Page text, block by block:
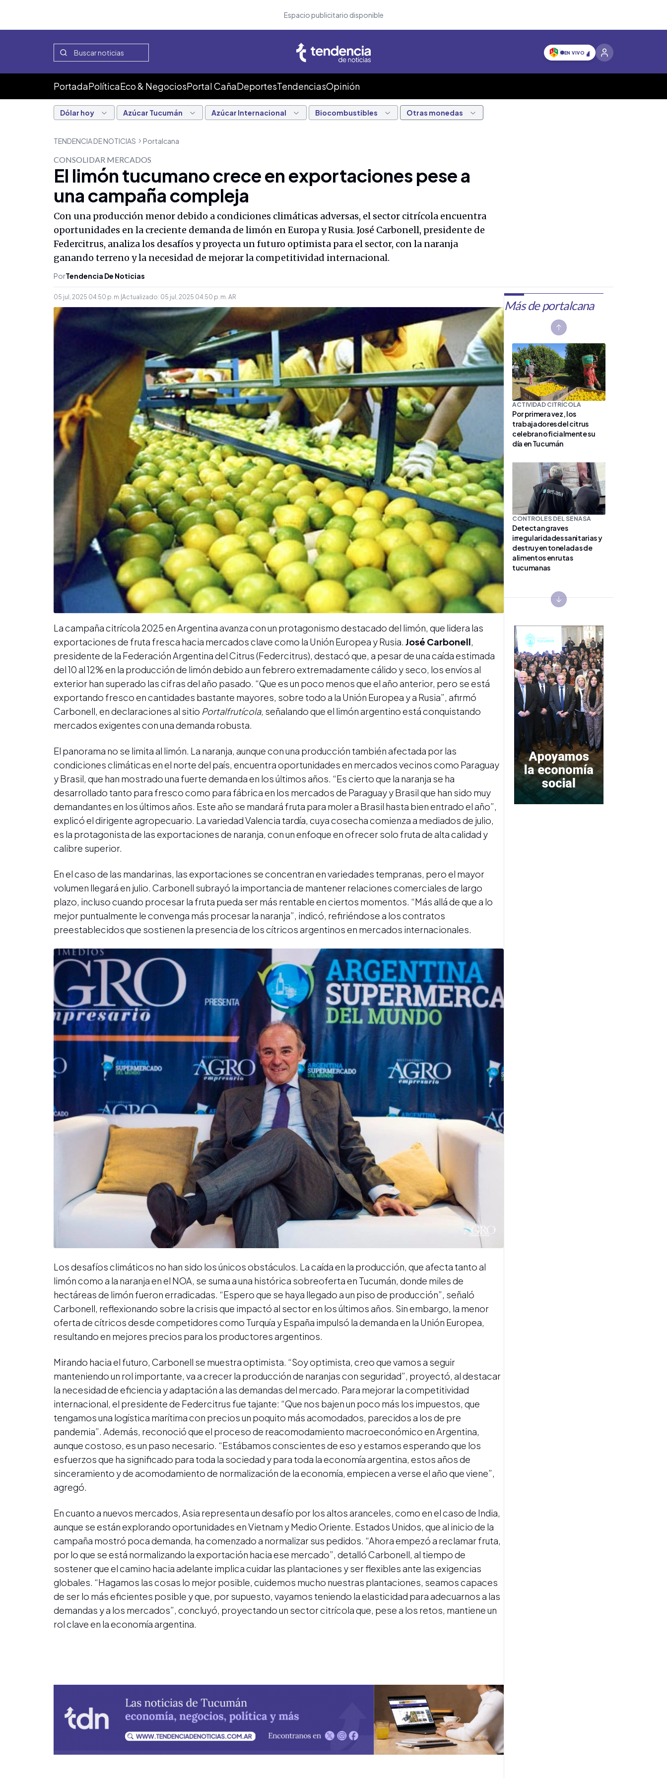
Espacio publicitario disponible
EN VIVO
PortadaPolíticaEco & NegociosPortal CañaDeportesTendenciasOpinión
Dólar hoy Azúcar Tucumán Azúcar Internacional Biocombustibles Otras monedas
TENDENCIA DE NOTICIAS Portalcana
CONSOLIDAR MERCADOS
El limón tucumano crece en exportaciones pese a
una campaña compleja
Con una producción menor debido a condiciones climáticas adversas, el sector citrícola encuentra
oportunidades en la creciente demanda de limón en Europa y Rusia. José Carbonell, presidente de
Federcitrus, analiza los desafíos y proyecta un futuro optimista para el sector, con la naranja
ganando terreno y la necesidad de mejorar la competitividad internacional.
PorTendencia De Noticias
05 jul, 2025 04:50 p. m. Actualizado: 05 jul, 2025 04:50 p. m. AR
La campaña citrícola 2025 en Argentina avanza con un protagonismo destacado del limón, que lidera las
exportaciones de fruta fresca hacia mercados clave como la Unión Europea y Rusia. José Carbonell,
presidente de la Federación Argentina del Citrus (Federcitrus), destacó que, a pesar de una caída estimada
del 10 al 12% en la producción de limón debido a un febrero extremadamente cálido y seco, los envíos al
exterior han superado las cifras del año pasado. “Que es un poco menos que el año anterior, pero se está
exportando fresco en cantidades bastante mayores, sobre todo a la Unión Europea y a Rusia”, afirmó
Carbonell, en declaraciones al sitio Portalfrutícola, señalando que el limón argentino está conquistando
mercados exigentes con una demanda robusta.
El panorama no se limita al limón. La naranja, aunque con una producción también afectada por las
condiciones climáticas en el norte del país, encuentra oportunidades en mercados vecinos como Paraguay
y Brasil, que han mostrado una fuerte demanda en los últimos años. “Es cierto que la naranja se ha
desarrollado tanto para fresco como para fábrica en los mercados de Paraguay y Brasil que han sido muy
demandantes en los últimos años. Este año se mandará fruta para moler a Brasil hasta bien entrado el año”,
explicó el dirigente agropecuario. La variedad Valencia tardía, cuya cosecha comienza a mediados de julio,
es la protagonista de las exportaciones de naranja, con un enfoque en ofrecer solo fruta de alta calidad y
calibre superior.
En el caso de las mandarinas, las exportaciones se concentran en variedades tempranas, pero el mayor
volumen llegará en julio. Carbonell subrayó la importancia de mantener relaciones comerciales de largo
plazo, incluso cuando procesar la fruta pueda ser más rentable en ciertos momentos. “Más allá de que a lo
mejor puntualmente le convenga más procesar la naranja”, indicó, refiriéndose a los contratos
preestablecidos que sostienen la presencia de los cítricos argentinos en mercados internacionales.
Los desafíos climáticos no han sido los únicos obstáculos. La caída en la producción, que afecta tanto al
limón como a la naranja en el NOA, se suma a una histórica sobreoferta en Tucumán, donde miles de
hectáreas de limón fueron erradicadas. “Espero que se haya llegado a un piso de producción”, señaló
Carbonell, reflexionando sobre la crisis que impactó al sector en los últimos años. Sin embargo, la menor
oferta de cítricos desde competidores como Turquía y España impulsó la demanda en la Unión Europea,
resultando en mejores precios para los productores argentinos.
Mirando hacia el futuro, Carbonell se muestra optimista. “Soy optimista, creo que vamos a seguir
manteniendo un rol importante, va a crecer la producción de naranjas con seguridad”, proyectó, al destacar
la necesidad de eficiencia y adaptación a las demandas del mercado. Para mejorar la competitividad
internacional, el presidente de Federcitrus fue tajante: “Que nos bajen un poco más los impuestos, que
tengamos una logística marítima con precios un poquito más acomodados, parecidos a los de pre
pandemia”. Además, reconoció que el proceso de reacomodamiento macroeconómico en Argentina,
aunque costoso, es un paso necesario. “Estábamos conscientes de eso y estamos esperando que los
esfuerzos que ha significado para toda la sociedad y para toda la economía argentina, estos años de
sinceramiento y de acomodamiento de normalización de la economía, empiecen a verse el año que viene”,
agregó.
En cuanto a nuevos mercados, Asia representa un desafío por los altos aranceles, como en el caso de India,
aunque se están explorando oportunidades en Vietnam y Medio Oriente. Estados Unidos, que al inicio de la
campaña mostró poca demanda, ha comenzado a normalizar sus pedidos. “Ahora empezó a reclamar fruta,
por lo que se está normalizando la exportación hacia ese mercado”, detalló Carbonell, al tiempo de
sostener que el camino hacia adelante implica cuidar las plantaciones y ser flexibles ante las exigencias
globales. “Hagamos las cosas lo mejor posible, cuidemos mucho nuestras plantaciones, seamos capaces
de ser lo más eficientes posible y que, por supuesto, vayamos teniendo la elasticidad para adecuarnos a las
demandas y a los mercados”, concluyó, proyectando un sector citrícola que, pese a los retos, mantiene un
rol clave en la economía argentina.
Más de portalcana
ACTIVIDAD CITRÍCOLA
Por primera vez, los
trabajadores del citrus
celebran oficialmente su
día en Tucumán
CONTROLES DEL SENASA
Detectan graves
irregularidades sanitarias y
destruyen toneladas de
alimentos en rutas
tucumanas
CADENA CÁRNICA
Más tecnología para la
fiscalización: cómo
funcionará el nuevo
Controlador Electrónico de
Faena
CAMPAÑA 2026
Previous slide
Next slide